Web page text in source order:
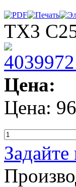
TX3
Цена:
Цена: